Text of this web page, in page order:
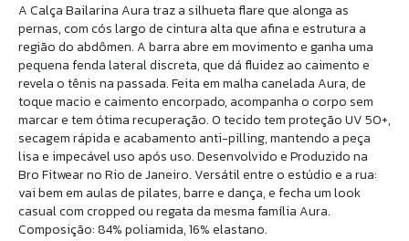
A Calça Bailarina Aura traz a silhueta flare que alonga as
pernas, com cós largo de cintura alta que afina e estrutura a
região do abdômen. A barra abre em movimento e ganha uma
pequena fenda lateral discreta, que dá fluidez ao caimento e
revela o tênis na passada. Feita em malha canelada Aura, de
toque macio e caimento encorpado, acompanha o corpo sem
marcar e tem ótima recuperação. O tecido tem proteção UV 50+,
secagem rápida e acabamento anti-pilling, mantendo a peça
lisa e impecável uso após uso. Desenvolvido e Produzido na
Bro Fitwear no Rio de Janeiro. Versátil entre o estúdio e a rua:
vai bem em aulas de pilates, barre e dança, e fecha um look
casual com cropped ou regata da mesma família Aura.
Composição: 84% poliamida, 16% elastano.